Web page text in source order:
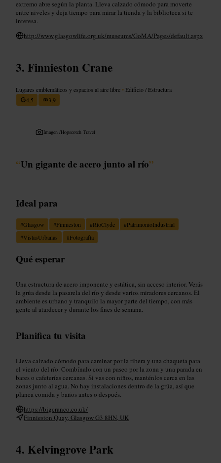
extremo abre según la planta. Lleva calzado cómodo para moverte
entre niveles y deja tiempo para mirar la tienda y la biblioteca si te
interesa.
http://www.glasgowlife.org.uk/museums/GoMA/Pages/default.aspx
Finnieston Crane
Lugares emblemáticos y espacios al aire libre • Edificio / Estructura
4,5
3,9
Imagen /Hopscotch Travel
“Un gigante de acero junto al río”
Ideal para
#Glasgow #Finnieston #RíoClyde #PatrimonioIndustrial
#VistasUrbanas #Fotografía
Qué esperar
Una estructura de acero imponente y estática, sin acceso interior. Verás
la grúa desde la pasarela del río y desde varios miradores cercanos. El
ambiente es urbano y tranquilo la mayor parte del tiempo, con más
gente al atardecer y durante los fines de semana.
Planifica tu visita
Lleva calzado cómodo para caminar por la ribera y una chaqueta para
el viento del río. Combínalo con un paseo por la zona y una parada en
bares o cafeterías cercanas. Si vas con niños, manténlos cerca en las
zonas junto al agua. No hay instalaciones dentro de la grúa, así que
planea comida y baños antes o después.
https://bigcranco.co.uk/
Finnieston Quay, Glasgow G3 8HN, UK
Kelvingrove Park